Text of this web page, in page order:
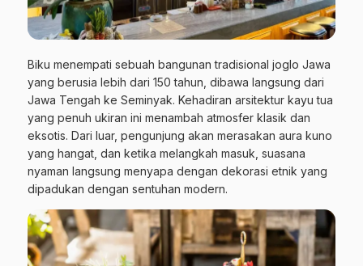
Biku menempati sebuah bangunan tradisional joglo Jawa
yang berusia lebih dari 150 tahun, dibawa langsung dari
Jawa Tengah ke Seminyak. Kehadiran arsitektur kayu tua
yang penuh ukiran ini menambah atmosfer klasik dan
eksotis. Dari luar, pengunjung akan merasakan aura kuno
yang hangat, dan ketika melangkah masuk, suasana
nyaman langsung menyapa dengan dekorasi etnik yang
dipadukan dengan sentuhan modern.